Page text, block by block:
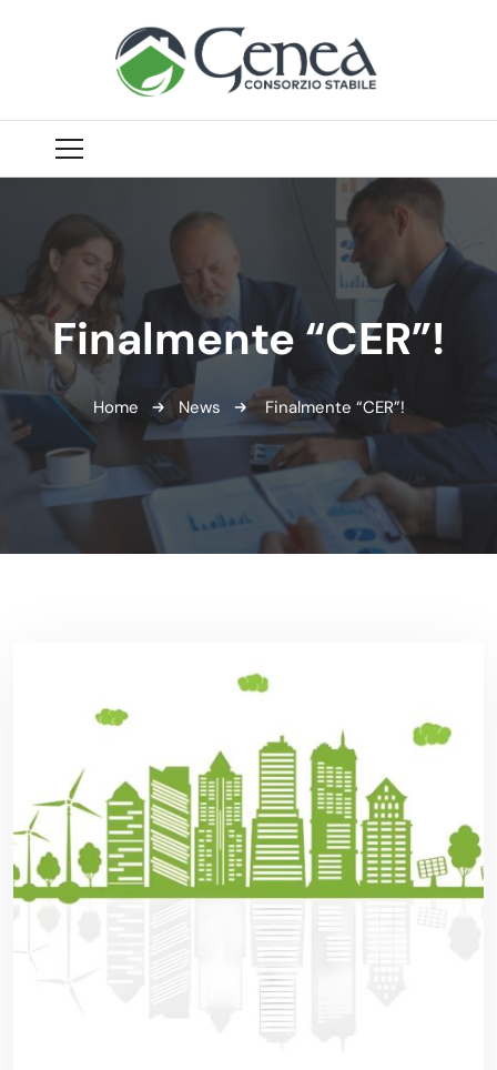
Finalmente “CER”!
Home News Finalmente “CER”!